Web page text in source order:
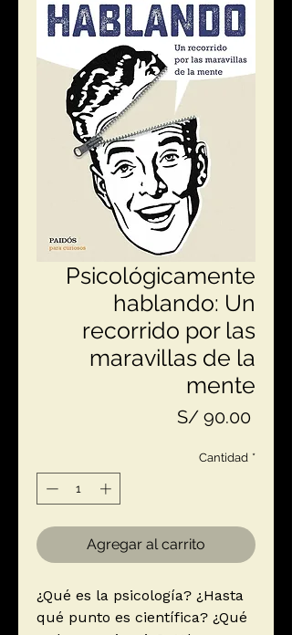
Psicológicamente
hablando: Un
recorrido por las
maravillas de la
mente
S/ 90.00Precio
Cantidad *
Agregar al carrito
¿Qué es la psicología? ¿Hasta
qué punto es científica? ¿Qué